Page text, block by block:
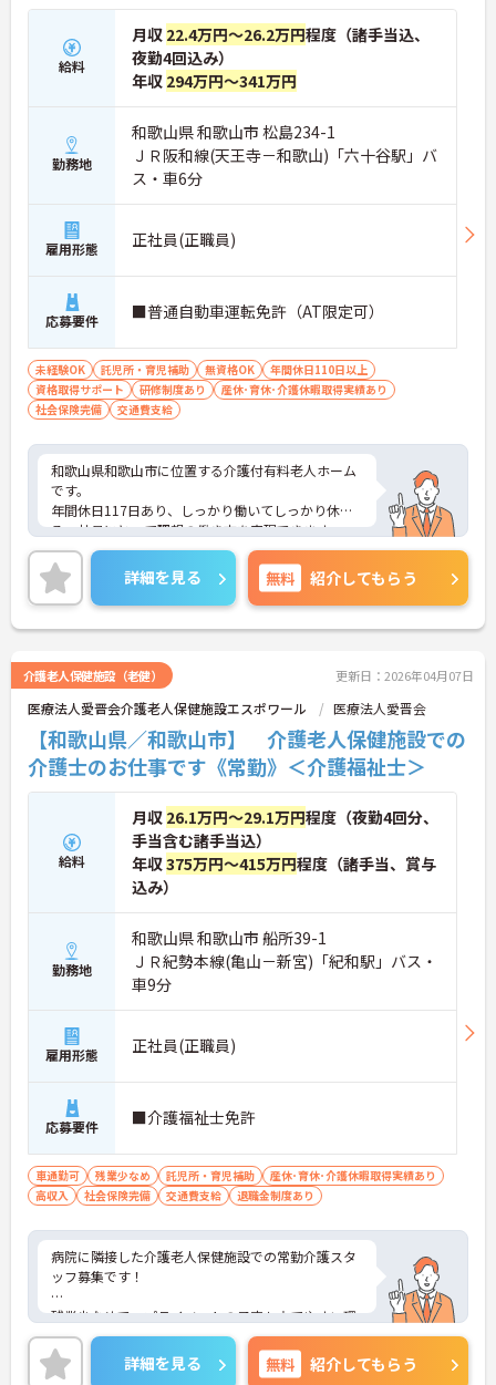
給料
月収 22.4万円～26.2万円程度（諸手当込、
夜勤4回込み）
年収 294万円～341万円
勤務地
和歌山県 和歌山市 松島234-1
ＪＲ阪和線(天王寺－和歌山)「六十谷駅」バ
ス・車6分
雇用形態 正社員(正職員)
応募要件 ■普通自動車運転免許（AT限定可）
未経験OK 託児所・育児補助 無資格OK
年間休日110日以上
資格取得サポート
研修制度あり
産休･育休･介護休暇取得実績あり
社会保険完備
交通費支給
和歌山県和歌山市に位置する介護付有料老人ホーム
です。
年間休日117日あり、しっかり働いてしっかり休め
る、社員にとって理想の働き方を実現できます。
研修制度も充実しているので、キャリアアップを目
指す方にもおすすめです。
ご興味をお持ちの方はお気軽にお問い合わせくださ
い。
詳細を見る 無料 紹介してもらう
介護老人保健施設（老健） 更新日：2026年04月07日
医療法人愛晋会介護老人保健施設エスポワール 医療法人愛晋会
【和歌山県／和歌山市】 介護老人保健施設での
介護士のお仕事です《常勤》＜介護福祉士＞
給料
月収 26.1万円～29.1万円程度（夜勤4回分、
手当含む諸手当込）
年収375万円～415万円程度（諸手当、賞与
込み）
勤務地
和歌山県 和歌山市 船所39-1
ＪＲ紀勢本線(亀山－新宮)「紀和駅」バス・
車9分
雇用形態 正社員(正職員)
応募要件 ■介護福祉士免許
車通勤可 残業少なめ 託児所・育児補助
産休･育休･介護休暇取得実績あり
高収入
社会保険完備 交通費支給 退職金制度あり
病院に隣接した介護老人保健施設での常勤介護スタ
ッフ募集です！
残業少なめで、プライベートの予定も立てやすい環
境！託児所の設置など福利厚生の充実にも力を入れ
ているので安心して長期での就業が可能です！
詳細を見る 無料 紹介してもらう